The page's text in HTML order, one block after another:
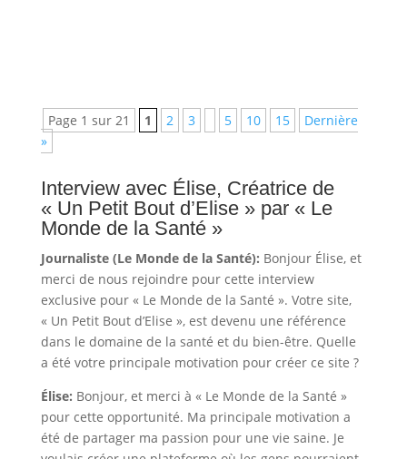
Page 1 sur 21 1 2 3 5 10 15
Dernière
»
Interview avec Élise, Créatrice de
« Un Petit Bout d’Elise » par « Le
Monde de la Santé »
Journaliste (Le Monde de la Santé): Bonjour Élise, et
merci de nous rejoindre pour cette interview
exclusive pour « Le Monde de la Santé ». Votre site,
« Un Petit Bout d’Elise », est devenu une référence
dans le domaine de la santé et du bien-être. Quelle
a été votre principale motivation pour créer ce site ?
Élise: Bonjour, et merci à « Le Monde de la Santé »
pour cette opportunité. Ma principale motivation a
été de partager ma passion pour une vie saine. Je